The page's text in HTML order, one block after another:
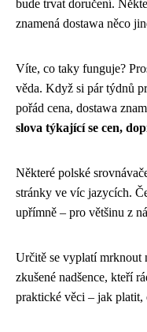
bude trvat doručení.
znamená dostawa něco
Víte, co taky funguje?
věda. Když si pár týdnů
pořád cena, dostawa
slova týkající se cen,
Některé polské
stránky ve víc jazycích.
upřímně – pro většinu z
Určitě se vyplatí mrknout
zkušené nadšence, kteří
praktické věci – jak platit,